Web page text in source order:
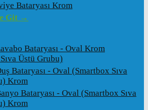
Bataryası Krom
Git →
Bataryası - Oval Krom
Üstü Grubu)
Bataryası - Oval (Smartbox Sıva
Krom
Bataryası - Oval (Smartbox Sıva
Krom